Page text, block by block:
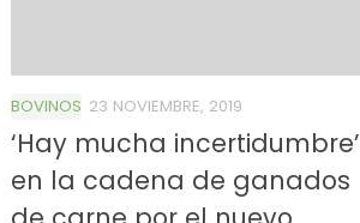
BOVINOS 23 NOVIEMBRE, 2019
‘Hay mucha incertidumbre’
en la cadena de ganados